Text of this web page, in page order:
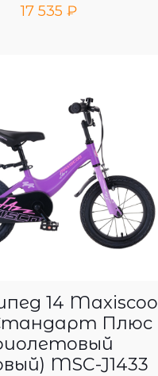
17 535 ₽
14 Maxiscoo
Плюс
MSC-J1433